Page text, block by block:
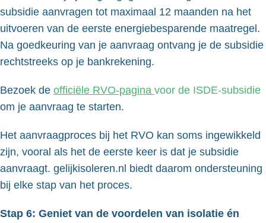
subsidie aanvragen tot maximaal 12 maanden na het
uitvoeren van de eerste energiebesparende maatregel.
Na goedkeuring van je aanvraag ontvang je de subsidie
rechtstreeks op je bankrekening.
Bezoek de officiële RVO-pagina voor de ISDE-subsidie
om je aanvraag te starten.
Het aanvraagproces bij het RVO kan soms ingewikkeld
zijn, vooral als het de eerste keer is dat je subsidie
aanvraagt. gelijkisoleren.nl biedt daarom ondersteuning
bij elke stap van het proces.
Stap 6: Geniet van de voordelen van isolatie én